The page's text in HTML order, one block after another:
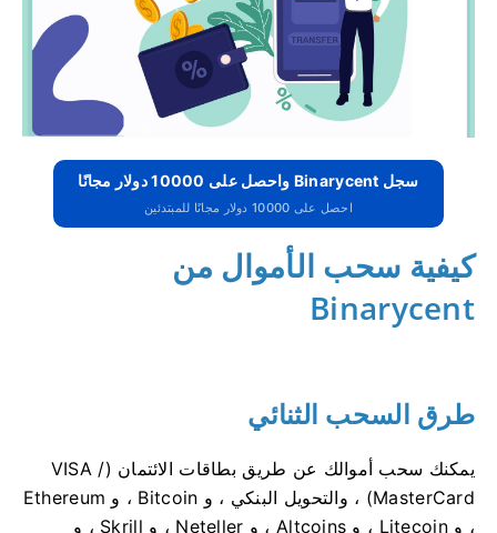
سجل Binarycent واحصل على 10000 دولار مجانًا
احصل على 10000 دولار مجانًا للمبتدئين
كيفية سحب الأموال من
Binarycent
طرق السحب الثنائي
يمكنك سحب أموالك عن طريق بطاقات الائتمان (VISA /
MasterCard) ، والتحويل البنكي ، و Bitcoin ، و Ethereum
، و Litecoin ، و Altcoins ، و Neteller ، و Skrill ، و